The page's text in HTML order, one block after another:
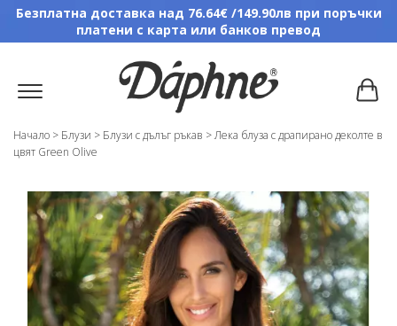
Безплатна доставка над 76.64€ /149.90лв при поръчки
платени с карта или банков превод
Начало > Блузи > Блузи с дълъг ръкав >Лека блуза с драпирано деколте в
цвят Green Olive